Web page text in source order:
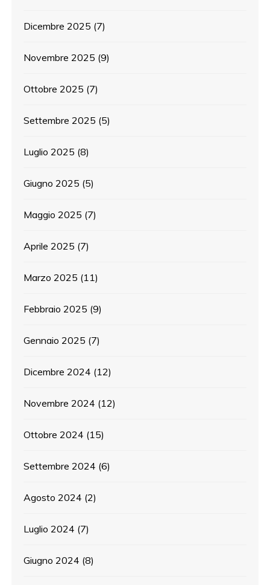
Dicembre 2025 (7)
Novembre 2025 (9)
Ottobre 2025 (7)
Settembre 2025 (5)
Luglio 2025 (8)
Giugno 2025 (5)
Maggio 2025 (7)
Aprile 2025 (7)
Marzo 2025 (11)
Febbraio 2025 (9)
Gennaio 2025 (7)
Dicembre 2024 (12)
Novembre 2024 (12)
Ottobre 2024 (15)
Settembre 2024 (6)
Agosto 2024 (2)
Luglio 2024 (7)
Giugno 2024 (8)